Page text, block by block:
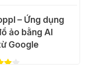
miễn phí 30
AI + 100 hình
ngày với
– Ứng dụng
ảo bằng AI
Google